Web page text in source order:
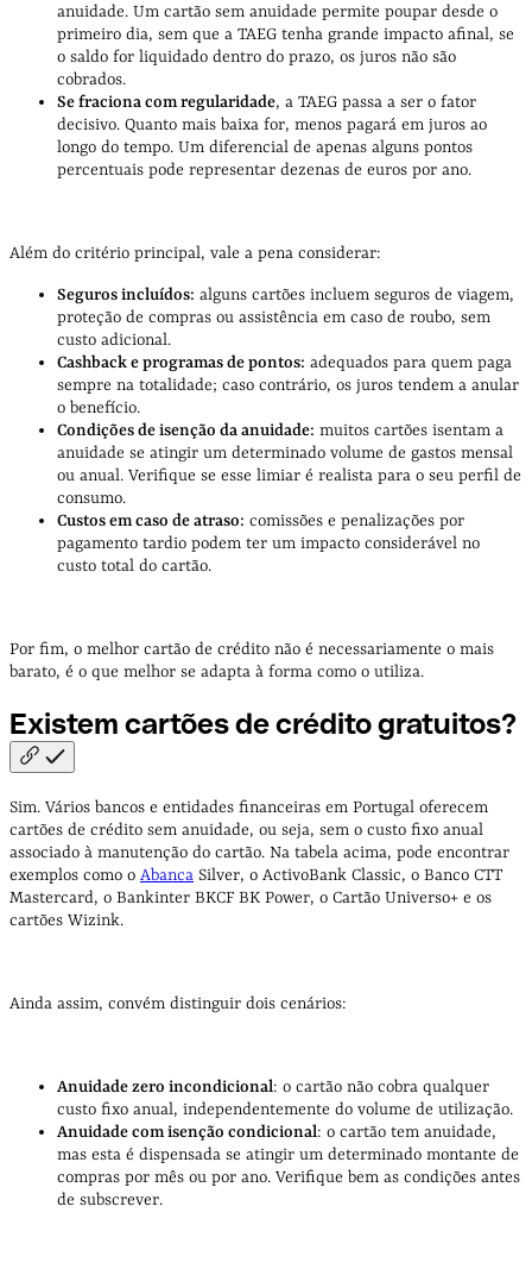
anuidade. Um cartão sem anuidade permite poupar desde o
primeiro dia, sem que a TAEG tenha grande impacto afinal, se
o saldo for liquidado dentro do prazo, os juros não são
cobrados.
Se fraciona com regularidade, a TAEG passa a ser o fator
decisivo. Quanto mais baixa for, menos pagará em juros ao
longo do tempo. Um diferencial de apenas alguns pontos
percentuais pode representar dezenas de euros por ano.
Além do critério principal, vale a pena considerar:
Seguros incluídos: alguns cartões incluem seguros de viagem,
proteção de compras ou assistência em caso de roubo, sem
custo adicional.
Cashback e programas de pontos: adequados para quem paga
sempre na totalidade; caso contrário, os juros tendem a anular
o benefício.
Condições de isenção da anuidade: muitos cartões isentam a
anuidade se atingir um determinado volume de gastos mensal
ou anual. Verifique se esse limiar é realista para o seu perfil de
consumo.
Custos em caso de atraso: comissões e penalizações por
pagamento tardio podem ter um impacto considerável no
custo total do cartão.
Por fim, o melhor cartão de crédito não é necessariamente o mais
barato, é o que melhor se adapta à forma como o utiliza.
Existem cartões de créditogratuitos?
Sim. Vários bancos e entidades financeiras em Portugal oferecem
cartões de crédito sem anuidade, ou seja, sem o custo fixo anual
associado à manutenção do cartão. Na tabela acima, pode encontrar
exemplos como o Abanca Silver, o ActivoBank Classic, o Banco CTT
Mastercard, o Bankinter BKCF BK Power, o Cartão Universo+ e os
cartões Wizink.
Ainda assim, convém distinguir dois cenários:
Anuidade zero incondicional: o cartão não cobra qualquer
custo fixo anual, independentemente do volume de utilização.
Anuidade com isenção condicional: o cartão tem anuidade,
mas esta é dispensada se atingir um determinado montante de
compras por mês ou por ano. Verifique bem as condições antes
de subscrever.